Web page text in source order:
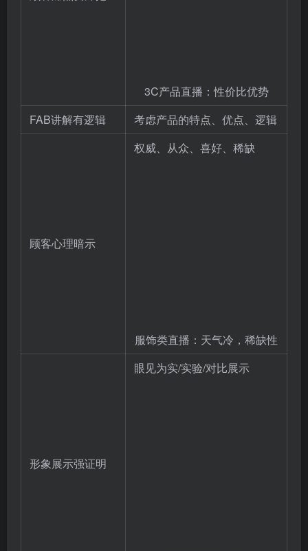
3C产品直播：性价比优势
FAB讲解有逻辑
考虑产品的特点、优点、逻辑
顾客心理暗示
权威、从众、喜好、稀缺
服饰类直播：天气冷，稀缺性
形象展示强证明
眼见为实/实验/对比展示